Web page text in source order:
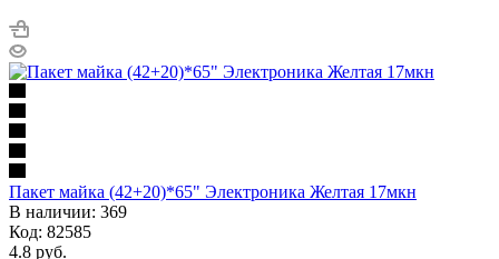
Пакет майка (42+20)*65" Электроника Желтая 17мкн
В наличии: 369
Код: 82585
4.8 руб.